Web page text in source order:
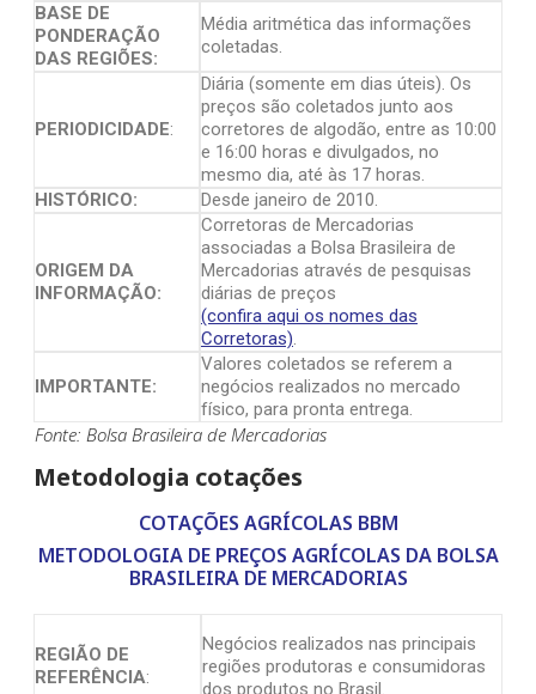
BASE DE
PONDERAÇÃO
DAS REGIÕES:
Média aritmética das informações
coletadas.
PERIODICIDADE:
Diária (somente em dias úteis). Os
preços são coletados junto aos
corretores de algodão, entre as 10:00
e 16:00 horas e divulgados, no
mesmo dia, até às 17 horas.
HISTÓRICO:
Desde janeiro de 2010.
ORIGEM DA
INFORMAÇÃO:
Corretoras de Mercadorias
associadas a Bolsa Brasileira de
Mercadorias através de pesquisas
diárias de preços
(confira aqui os nomes das
Corretoras).
IMPORTANTE:
Valores coletados se referem a
negócios realizados no mercado
físico, para pronta entrega.
Fonte: Bolsa Brasileira de Mercadorias
Metodologia cotações
COTAÇÕES AGRÍCOLAS BBM
METODOLOGIA DE PREÇOS AGRÍCOLAS DA BOLSA
BRASILEIRA DE MERCADORIAS
REGIÃO DE
REFERÊNCIA:
Negócios realizados nas principais
regiões produtoras e consumidoras
dos produtos no Brasil.